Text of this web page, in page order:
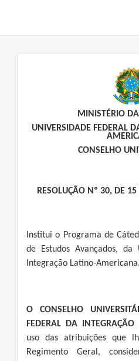
MINISTÉRIO
UNIVERSIDADE FEDERAL
CONSELHO
RESOLUÇÃO Nº 30, DE
Institui o Programa de
de Estudos Avançados, da
Integração Latino-Americana.
O CONSELHO
FEDERAL DA
uso das atribuições que
Regimento Geral,